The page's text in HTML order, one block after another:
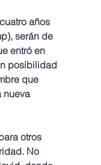
años
serán de
entró en
posibilidad
que
nueva
otros
No